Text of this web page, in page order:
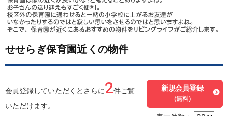
せせらぎ保育園近くの物件
会員登録していただくとさらに2件ご覧
いただけます。
新規会員登録
（無料）